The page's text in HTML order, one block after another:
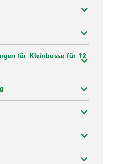
für Kleinbusse für 12